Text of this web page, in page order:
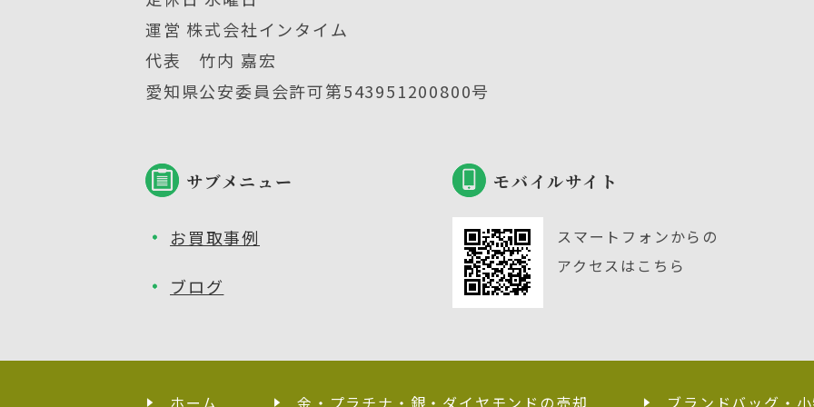
運営 株式会社インタイム
代表 竹内 嘉宏
愛知県公安委員会許可第543951200800号
サブメニュー
お買取事例
ブログ
モバイルサイト
スマートフォンからの
アクセスはこちら
ホーム 金・プラチナ・銀・ダイヤモンドの売却 ブランドバッグ・